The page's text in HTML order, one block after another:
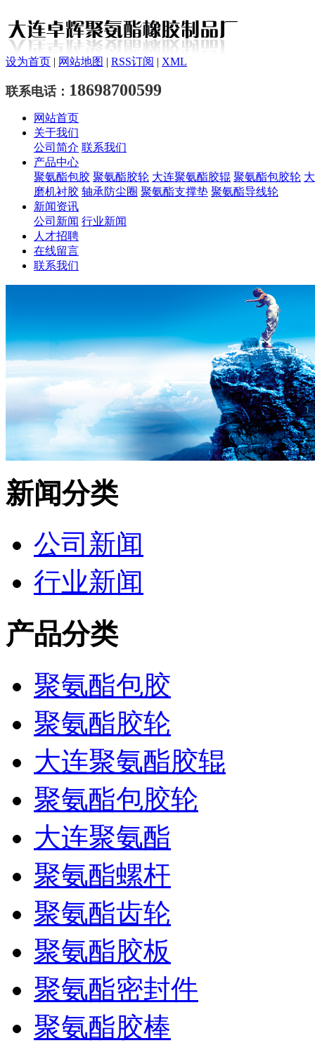
设为首页 | 网站地图 | RSS订阅 | XML
联系电话： 18698700599
网站首页
关于我们
公司简介 联系我们
产品中心
聚氨酯包胶 聚氨酯胶轮 大连聚氨酯胶辊 聚氨酯包胶轮
磨机衬胶 轴承防尘圈 聚氨酯支撑垫 聚氨酯导线轮
新闻资讯
公司新闻 行业新闻
人才招聘
在线留言
联系我们
新闻分类
公司新闻
行业新闻
产品分类
聚氨酯包胶
聚氨酯胶轮
大连聚氨酯胶辊
聚氨酯包胶轮
大连聚氨酯
聚氨酯螺杆
聚氨酯齿轮
聚氨酯胶板
聚氨酯密封件
聚氨酯胶棒